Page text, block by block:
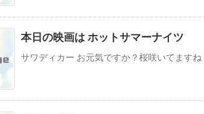
本日の映画は ホットサマーナイツ
サワディカー お元気ですか？桜咲いてます